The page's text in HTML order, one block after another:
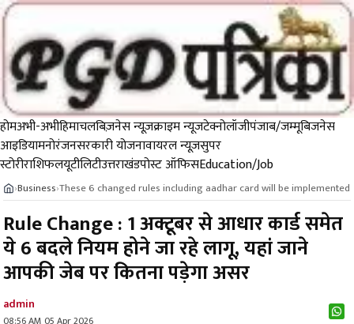
होमअभी-अभीहिमाचलबिज़नेस न्यूज़क्राइम न्यूजटेक्नोलॉजीपंजाब/जम्मूबिजनेस
आइडियामनोरंजनसरकारी योजनावायरल न्यूज़सुपर
स्टोरीराशिफलयूटीलिटीउत्तराखंडपोस्ट ऑफिसEducation/Job
›Business›These 6 changed rules including aadhar card will be implemented
Rule Change : 1 अक्टूबर से आधार कार्ड समेत
ये 6 बदले नियम होने जा रहे लागू, यहां जाने
आपकी जेब पर कितना पड़ेगा असर
admin
08:56 AM 05 Apr 2026